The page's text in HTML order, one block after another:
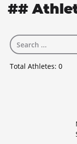
##
Total Athletes: 0